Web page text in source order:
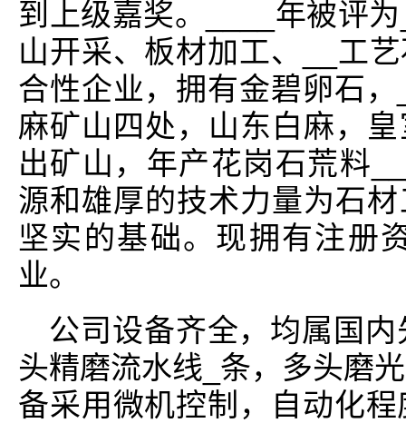
到上级嘉奖。____年被评
山开采、板材加工、__工
合性企业，拥有金碧卵石
麻矿山四处，山东白麻，
出矿山，年产花岗石荒料
源和雄厚的技术力量为石
坚实的基础。现拥有注册
业。
公司设备齐全，均属国
头精磨流水线_条，多头磨
备采用微机控制，自动化